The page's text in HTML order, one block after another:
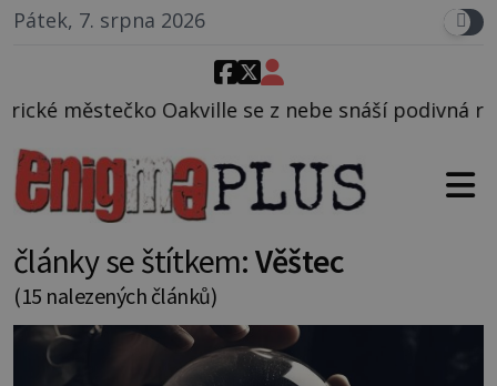
Pátek, 7. srpna 2026
z nebe snáší podivná rosolovitá látka
články se štítkem:Věštec
(15 nalezených článků)